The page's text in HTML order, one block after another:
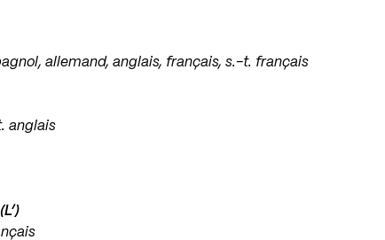
allemand, anglais, français, s.-t. français
anglais